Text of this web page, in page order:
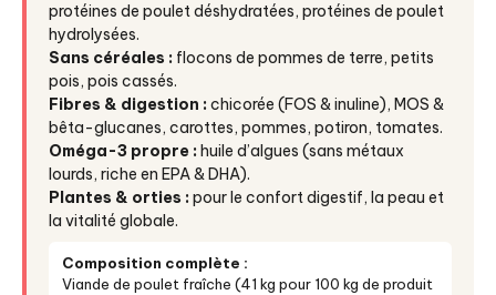
protéines de poulet déshydratées, protéines de poulet
hydrolysées.
Sans céréales : flocons de pommes de terre, petits
pois, pois cassés.
Fibres & digestion : chicorée (FOS & inuline), MOS &
bêta-glucanes, carottes, pommes, potiron, tomates.
Oméga-3 propre : huile d’algues (sans métaux
lourds, riche en EPA & DHA).
Plantes & orties : pour le confort digestif, la peau et
la vitalité globale.
Composition complète :
Viande de poulet fraîche (41 kg pour 100 kg de produit